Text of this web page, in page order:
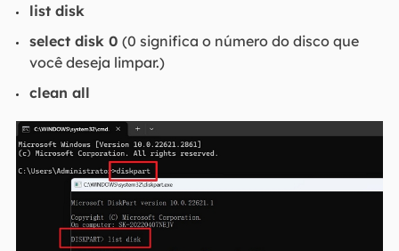
list disk
select disk 0 (0 significa o número do disco que
você deseja limpar.)
clean all